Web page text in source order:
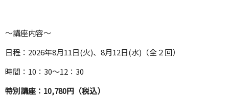
～講座内容～
日程：2026年8月11日(火)、8月12日(水)（全２回）
時間：10：30～12：30
特別講座：10,780円（税込）